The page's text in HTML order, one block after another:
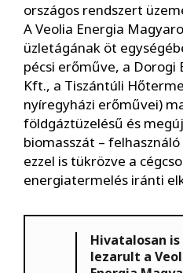
országos rendszert
A Veolia Energia
üzletágának öt
pécsi erőműve, a Dorogi
Kft., a Tiszántúli
nyíregyházi erőművei)
földgáztüzelésű és
biomasszát –
ezzel is tükrözve a
energiatermelés iránti
Hivatalosan is
lezarult a